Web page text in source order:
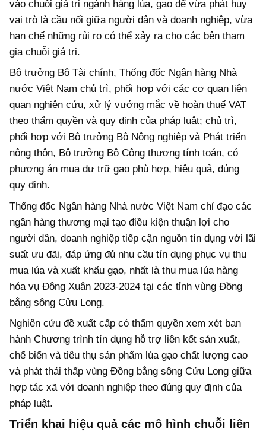
vào chuỗi giá trị ngành hàng lúa, gạo để vừa phát huy
vai trò là cầu nối giữa người dân và doanh nghiệp, vừa
hạn chế những rủi ro có thể xảy ra cho các bên tham
gia chuỗi giá trị.
Bộ trưởng Bộ Tài chính, Thống đốc Ngân hàng Nhà
nước Việt Nam chủ trì, phối hợp với các cơ quan liên
quan nghiên cứu, xử lý vướng mắc về hoàn thuế VAT
theo thẩm quyền và quy định của pháp luật; chủ trì,
phối hợp với Bộ trưởng Bộ Nông nghiệp và Phát triển
nông thôn, Bộ trưởng Bộ Công thương tính toán, có
phương án mua dự trữ gạo phù hợp, hiệu quả, đúng
quy định.
Thống đốc Ngân hàng Nhà nước Việt Nam chỉ đạo các
ngân hàng thương mại tạo điều kiện thuận lợi cho
người dân, doanh nghiệp tiếp cận nguồn tín dụng với lãi
suất ưu đãi, đáp ứng đủ nhu cầu tín dụng phục vụ thu
mua lúa và xuất khẩu gạo, nhất là thu mua lúa hàng
hóa vụ Đông Xuân 2023-2024 tại các tỉnh vùng Đồng
bằng sông Cửu Long.
Nghiên cứu đề xuất cấp có thẩm quyền xem xét ban
hành Chương trình tín dụng hỗ trợ liên kết sản xuất,
chế biến và tiêu thụ sản phẩm lúa gạo chất lượng cao
và phát thải thấp vùng Đồng bằng sông Cửu Long giữa
hợp tác xã với doanh nghiệp theo đúng quy định của
pháp luật.
Triển khai hiệu quả các mô hình chuỗi liên